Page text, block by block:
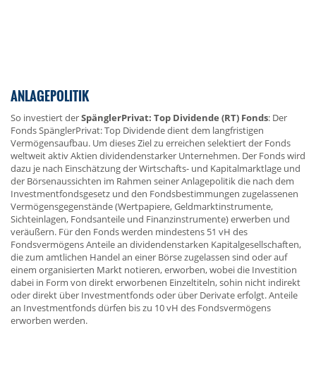
ANLAGEPOLITIK
So investiert derSpänglerPrivat: Top Dividende (RT) Fonds: Der
Fonds SpänglerPrivat: Top Dividende dient dem langfristigen
Vermögensaufbau. Um dieses Ziel zu erreichen selektiert der Fonds
weltweit aktiv Aktien dividendenstarker Unternehmen. Der Fonds wird
dazu je nach Einschätzung der Wirtschafts- und Kapitalmarktlage und
der Börsenaussichten im Rahmen seiner Anlagepolitik die nach dem
Investmentfondsgesetz und den Fondsbestimmungen zugelassenen
Vermögensgegenstände (Wertpapiere, Geldmarktinstrumente,
Sichteinlagen, Fondsanteile und Finanzinstrumente) erwerben und
veräußern. Für den Fonds werden mindestens 51 vH des
Fondsvermögens Anteile an dividendenstarken Kapitalgesellschaften,
die zum amtlichen Handel an einer Börse zugelassen sind oder auf
einem organisierten Markt notieren, erworben, wobei die Investition
dabei in Form von direkt erworbenen Einzeltiteln, sohin nicht indirekt
oder direkt über Investmentfonds oder über Derivate erfolgt. Anteile
an Investmentfonds dürfen bis zu 10 vH des Fondsvermögens
erworben werden.